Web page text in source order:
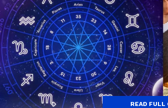
READ FULL